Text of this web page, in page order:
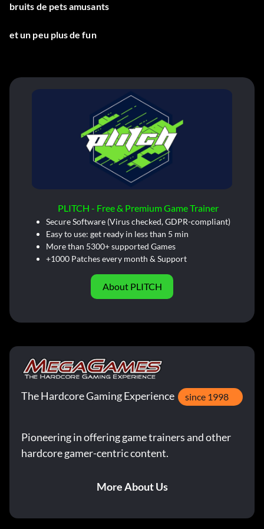
bruits de pets amusants
et un peu plus de fun
PLITCH - Free & Premium Game Trainer
Secure Software (Virus checked, GDPR-compliant)
Easy to use: get ready in less than 5 min
More than 5300+ supported Games
+1000 Patches every month & Support
About PLITCH
The Hardcore Gaming Experience since 1998
Pioneering in offering game trainers and other
hardcore gamer-centric content.
More About Us